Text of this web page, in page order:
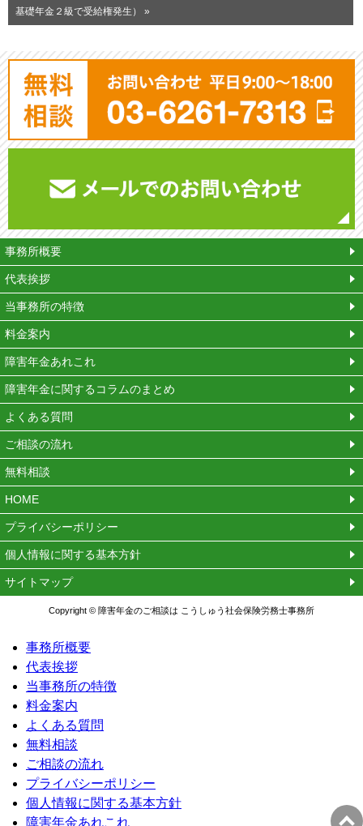
基礎年金２級で受給権発生） »
事務所概要
代表挨拶
当事務所の特徴
料金案内
障害年金あれこれ
障害年金に関するコラムのまとめ
よくある質問
ご相談の流れ
無料相談
HOME
プライバシーポリシー
個人情報に関する基本方針
サイトマップ
Copyright © 障害年金のご相談は こうしゅう社会保険労務士事務所
事務所概要
代表挨拶
当事務所の特徴
料金案内
よくある質問
無料相談
ご相談の流れ
プライバシーポリシー
個人情報に関する基本方針
障害年金あれこれ